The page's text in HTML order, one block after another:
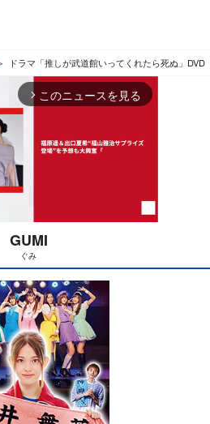
ドラマ「推しが武道館いってくれたら死ぬ」DVD
arrow_forward_ios このニュースを見る
M
u
t
GUMI
ぐみ